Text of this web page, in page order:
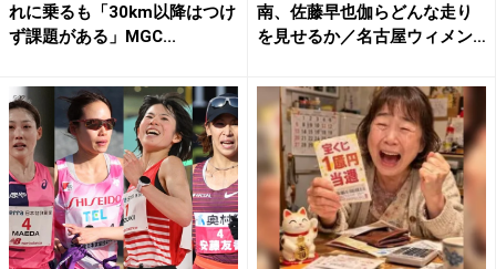
れに乗るも「30km以降はつけ
ず課題がある」MGC...
南、佐藤早也伽らどんな走り
を見せるか／名古屋ウィメン